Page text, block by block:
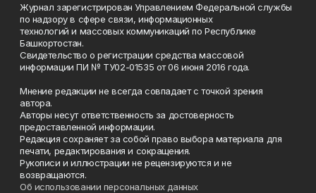
Журнал зарегистрирован Управлением Федеральной службы
по надзору в сфере связи, информационных
технологий и массовых коммуникаций по Республике
Башкортостан.
Свидетельство о регистрации средства массовой
информации ПИ № ТУ02-01535 от 06 июня 2016 года.
Мнение редакции не всегда совпадает с точкой зрения
автора.
Авторы несут ответственность за достоверность
предоставленной информации.
Редакция сохраняет за собой право выбора материала для
печати, редактирования и сокращения.
Рукописи и иллюстрации не рецензируются и не
возвращаются.
Об использовании персональных данных